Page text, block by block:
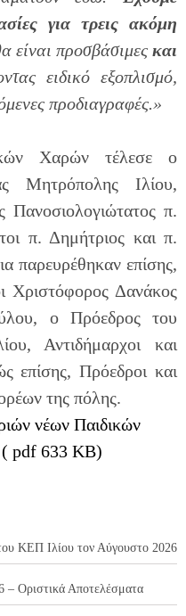
για τρεις ακόμη
είναι προσβάσιμες και
ειδικό εξοπλισμό,
προδιαγραφές.»
Χαρών τέλεσε ο
Μητρόπολης Ιλίου,
π.
π. Δημήτριος και π.
παρευρέθηκαν επίσης,
Χριστόφορος Δανάκος
ο Πρόεδρος του
Αντιδήμαρχοι και
επίσης, Πρόεδροι και
της πόλης.
νέων Παιδικών
( pdf 633 KB)
ΚΕΠ Ιλίου τον Αύγουστο 2026
– Οριστικά Αποτελέσματα